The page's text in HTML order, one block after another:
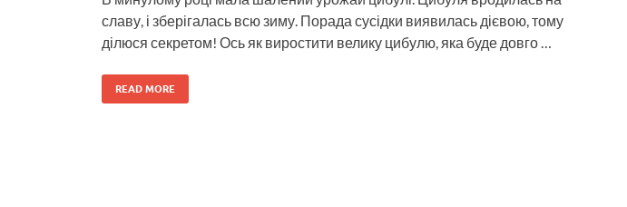
славу, і зберігалась всю зиму. Порада сусідки виявилась дієвою, тому
ділюся секретом! Ось як виростити велику цибулю, яка буде довго …
READ MORE